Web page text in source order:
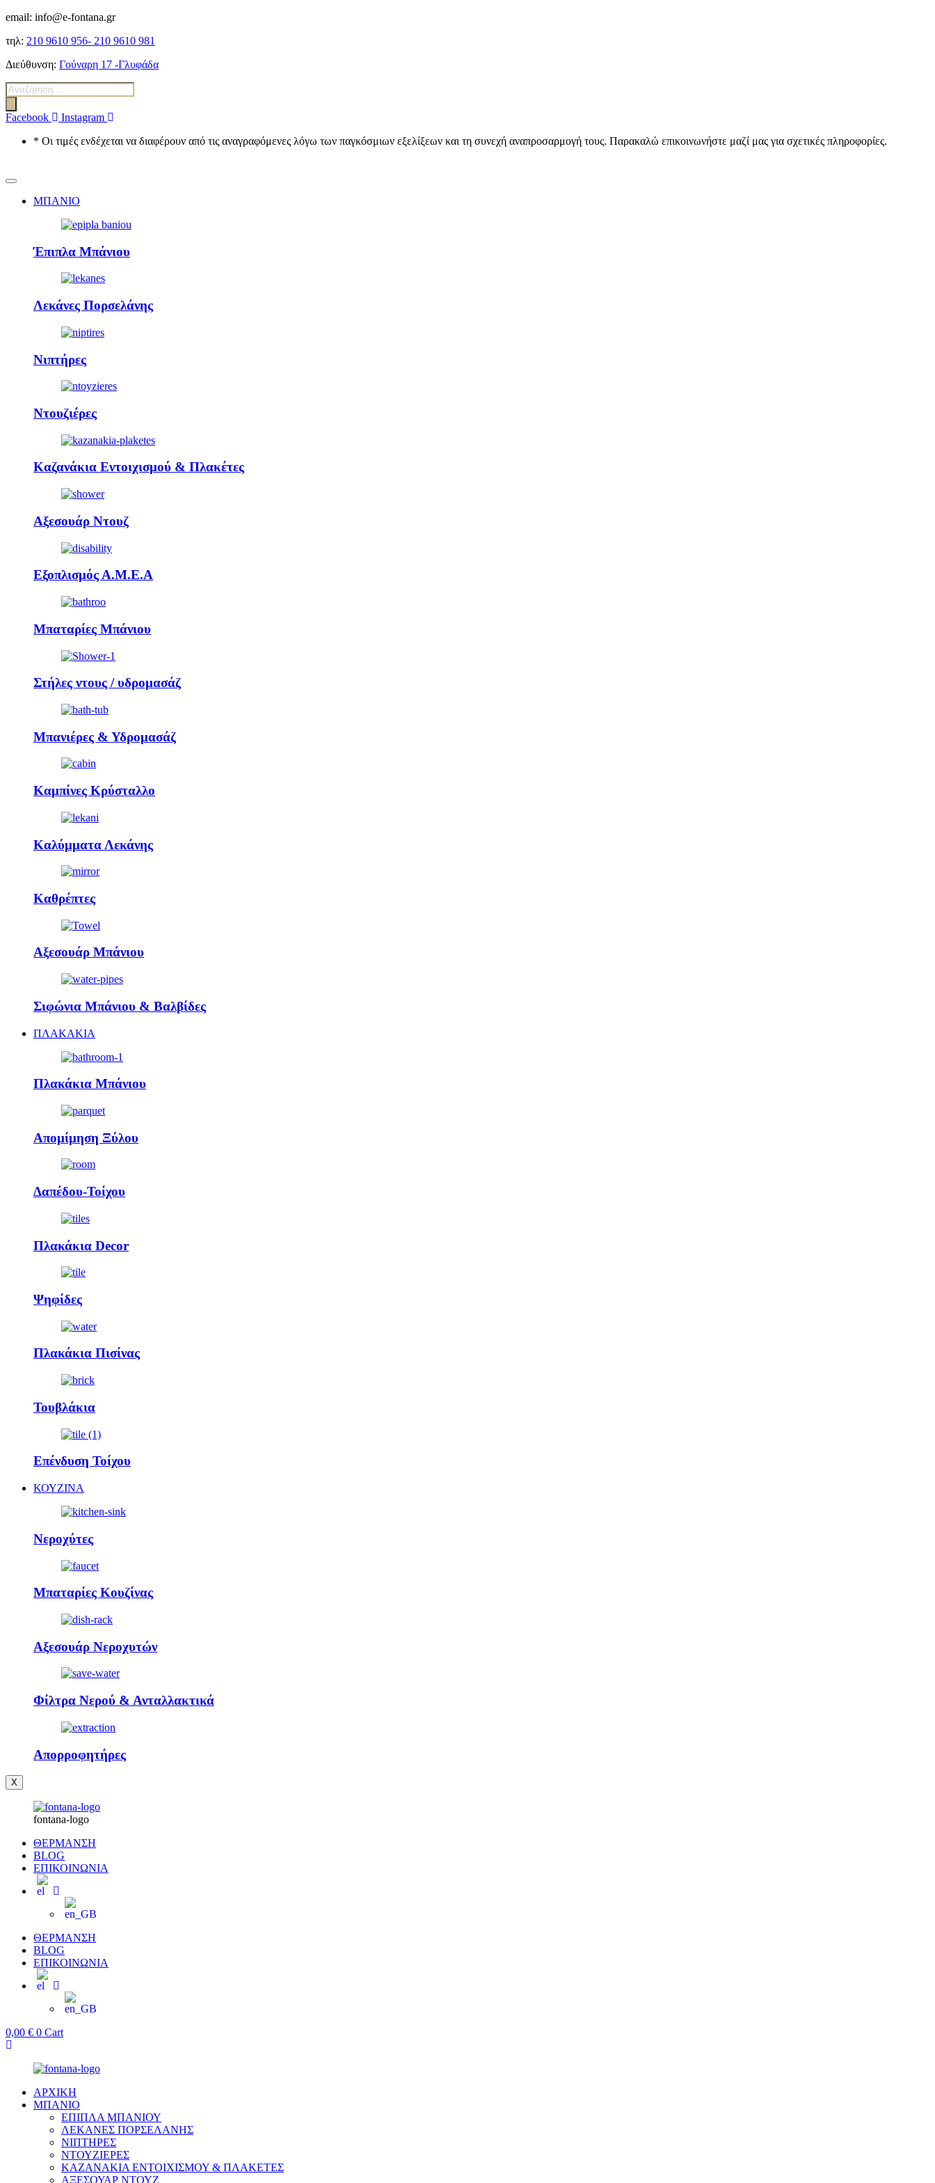
email: info@e-fontana.gr
τηλ: 210 9610 956- 210 9610 981
Διεύθυνση: Γούναρη 17 -Γλυφάδα
Αναζήτηση
προϊόντων
Facebook
Instagram
* Οι τιμές ενδέχεται να διαφέρουν από τις αναγραφόμενες λόγω των παγκόσμιων εξελίξεων και τη συνεχή αναπροσαρμογή τους. Παρακαλώ επικοινωνήστε μαζί μας για σχετικές πληροφορίες.
ΜΠΑΝΙΟ
Έπιπλα Μπάνιου
Λεκάνες Πορσελάνης
Νιπτήρες
Ντουζιέρες
Καζανάκια Εντοιχισμού & Πλακέτες
Αξεσουάρ Ντουζ
Εξοπλισμός Α.Μ.Ε.Α
Μπαταρίες Μπάνιου
Στήλες ντους / υδρομασάζ
Μπανιέρες & Υδρομασάζ
Καμπίνες Κρύσταλλο
Καλύμματα Λεκάνης
Καθρέπτες
Αξεσουάρ Μπάνιου
Σιφώνια Μπάνιου & Βαλβίδες
ΠΛΑΚΑΚΙΑ
Πλακάκια Μπάνιου
Απομίμηση Ξύλου
Δαπέδου-Τοίχου
Πλακάκια Decor
Ψηφίδες
Πλακάκια Πισίνας
Τουβλάκια
Επένδυση Τοίχου
ΚΟΥΖΙΝΑ
Νεροχύτες
Μπαταρίες Κουζίνας
Αξεσουάρ Νεροχυτών
Φίλτρα Νερού & Ανταλλακτικά
Απορροφητήρες
X
fontana-logo
ΘΕΡΜΑΝΣΗ
BLOG
ΕΠΙΚΟΙΝΩΝΙΑ
ΘΕΡΜΑΝΣΗ
BLOG
ΕΠΙΚΟΙΝΩΝΙΑ
0,00 € 0 Cart
ΑΡΧΙΚΗ
ΜΠΑΝΙΟ
ΕΠΙΠΛΑ ΜΠΑΝΙΟΥ
ΛΕΚΑΝΕΣ ΠΟΡΣΕΛΑΝΗΣ
ΝΙΠΤΗΡΕΣ
ΝΤΟΥΖΙΕΡΕΣ
ΚΑΖΑΝΑΚΙΑ ΕΝΤΟΙΧΙΣΜΟΥ & ΠΛΑΚΕΤΕΣ
ΑΞΕΣΟΥΑΡ ΝΤΟΥΖ